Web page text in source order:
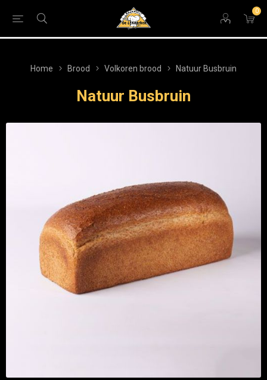
0
Home Brood Volkoren brood Natuur Busbruin
Natuur Busbruin